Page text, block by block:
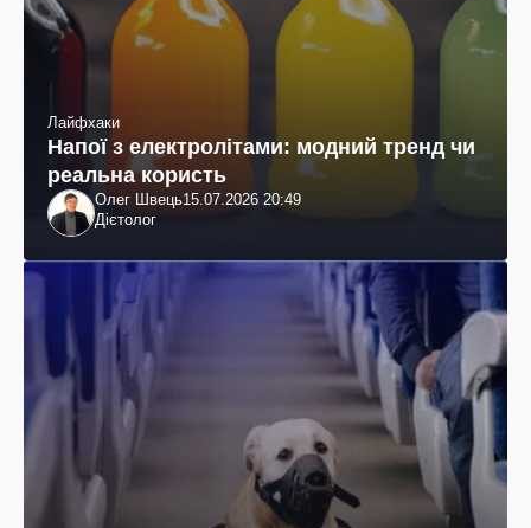
Лайфхаки
Напої з електролітами: модний тренд чи
реальна користь
Олег Швець15.07.2026 20:49
Дієтолог